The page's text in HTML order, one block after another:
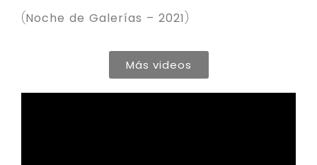
(Noche de Galerías – 2021 )
Más videos